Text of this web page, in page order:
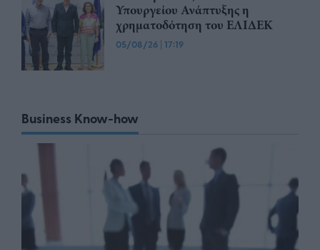
Υπουργείου Ανάπτυξης η
χρηματοδότηση του ΕΛΙΔΕΚ
05/08/26 | 17:19
Business Know-how